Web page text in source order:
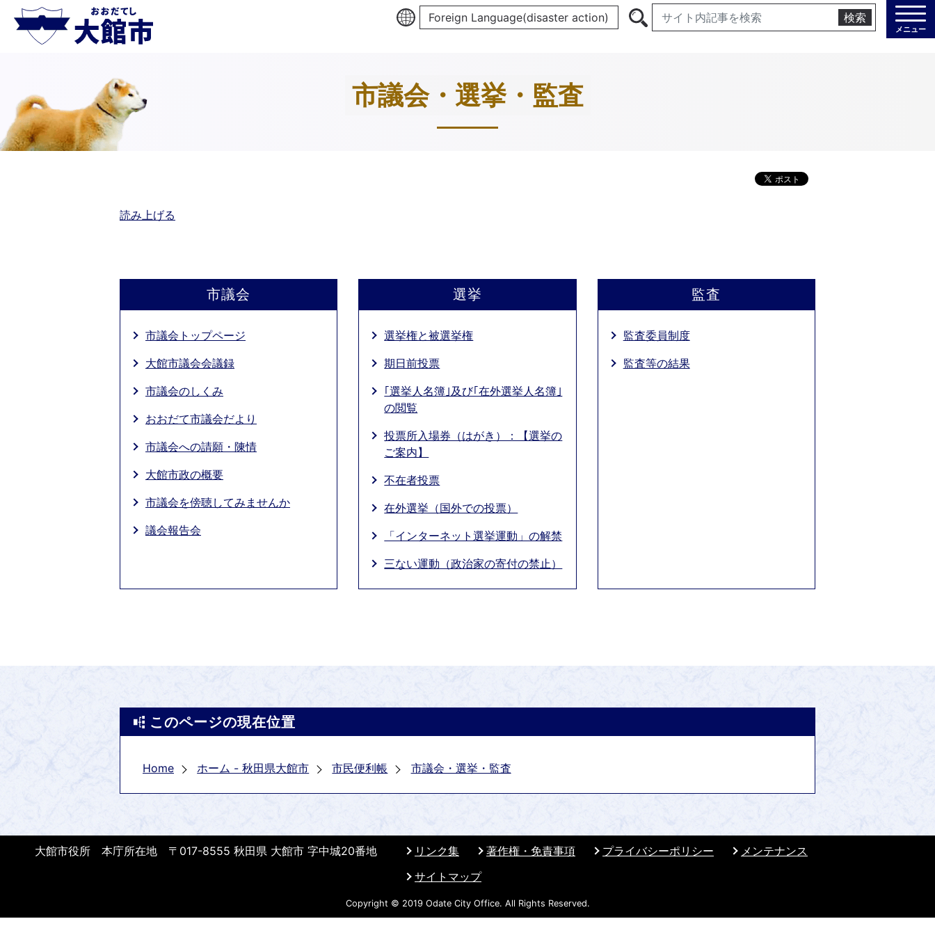
Foreign Language(disaster action) 検索
メニュー
市議会・選挙・監査
読み上げる
市議会
市議会トップページ
大館市議会会議録
市議会のしくみ
おおだて市議会だより
市議会への請願・陳情
大館市政の概要
市議会を傍聴してみませんか
議会報告会
選挙
選挙権と被選挙権
期日前投票
｢選挙人名簿｣及び｢在外選挙人名簿｣
の閲覧
投票所入場券（はがき）：【選挙の
ご案内】
不在者投票
在外選挙（国外での投票）
「インターネット選挙運動」の解禁
三ない運動（政治家の寄付の禁止）
監査
監査委員制度
監査等の結果
このページの現在位置
Home ホーム - 秋田県大館市 市民便利帳 市議会・選挙・監査
リンク集 著作権・免責事項 プライバシーポリシー
メンテナンス
サイトマップ
大館市役所 本庁所在地 〒017-8555 秋田県 大館市 字中城20番地
Copyright © 2019 Odate City Office. All Rights Reserved.